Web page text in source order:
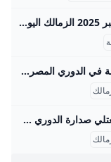
قمة الزمالك والمصري 13 سبتمبر 2025 الزمالك اليوم يدخل مباراة هامة وحاسمة في الدوري المصري الممتاز لموسم 2025-2026، حيث يواجه نظيره المصري البورسعيدي ضمن منافسات الجولة السادسة. هذا اللقاء أقيم يوم السبت 13 سبتمبر 2025 على ملعب برج العرب في مدينة الإسكندرية، وهو موعد جذب أنظار جميع عشاق الكرة المصرية، خاصة وأن الزمالك والمصري يتنافسان بقوة على صدارة جدول الترتيب. المباراة انطلقت في الساعة الثامنة مساءً بتوقيت القاهرة والسعودية، وكانت بالتعادل المنتظر بعد فترة توقف دولي لشهر سبتمبر.
الزمالك ضد المصري: قمة ساخنة في الدوري المصري الزمالك اليوم يشهد حالة من الترقب والتركيز الشديد من الجماهير بعد الأداء المتذبذب في أغسطس واستعداد الفريق لمجموعة مهمة من المباريات خلال سبتمبر 2025. الزمالك يحتل حالياً المركز الثاني في الدوري المصري برصيد 10 نقاط، بعد أن خاض 5 مباريات فاز في 3 منها، وتعادل في واحدة، وخسر أخرى. يمتلك الفريق خط دفاع قوي استقبل 3 أهداف فقط، لكنه يواجه تحديات قوية مع اقتراب المواجهات الحاسمة. في سبتمبر، يخوض الزمالك مباريات صعبة أبرزها مواجهة المصري البورسعيدي في 13 سبتمبر على استاد برج العرب، يليه لقاء الإسماعيلي في 18 سبتمبر، ثم مواجهة الجونة في 23 سبتمبر، وأخيراً مباراة القمة ضد الأهلي في 29 سبتمبر.
الزمالك يهزم المصري بثلاثية ويعتلي صدارة الدوري حقق نادي الزمالك فوزًا بارزًا على نظيره المصري البورسعيدي بثلاثية نظيفة في مباراة الجولة السادسة من الدوري المصري الممتاز، التي أقيمت مساء السبت 13 سبتمبر 2025 على ستاد برج العرب. افتتح عدي الدباغ التسجيل في الدقيقة 30 بعد متابعة كرة ارتدت من القائم إثر تمريرة من ناصر ماهر وتصدى دفاع المصري، مما استغلها بذكاء ليضع الكرة في الشباك. وفي الشوط الثاني، أضاف عمر جابر الهدف الثاني في الدقيقة 64 بعدما تلقى تمريرة من البرازيلي خوان بيزيرا تابعها داخل منطقة الجزاء بنجاح.